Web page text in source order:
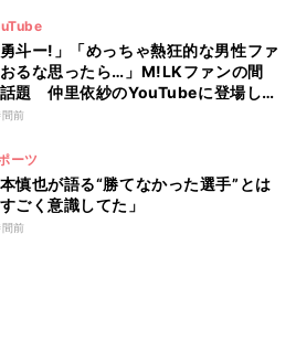
勇斗ー!」「めっちゃ熱狂的な男性ファ
るな思ったら…」M!LKファンの間
題 仲里依紗のYouTubeに登場し
声”の正体とは
前
ーツ
慎也が語る“勝てなかった選手”とは
すごく意識してた」
前